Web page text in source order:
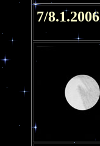
7/8.1.2006